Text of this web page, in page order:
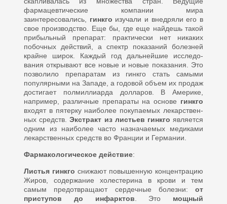
фармацевтичес­кие компании мира
заинтересовались, гинкго изучали и внедряли его в
свое производство. Еще бы, где еще найдешь такой
прибыль­ный препарат: практически нет ни­каких
побочных действий, а спектр показаний болезней
крайне широк. Каждый год дальнейшие исследо­
вания открывают все новые и но­вые показания. Это
позволило пре­паратам из гинкго стать самыми
популярными на Западе, а годовой объем их продаж
достигает пол­миллиарда долларов. В Америке,
например, различные препараты на основе гинкго
входят в пятерку наиболее покупаемых лекарствен­
ных средств.Экстракт из листьев гинкго является
одним из наиболее часто назначаемых медиками
ле­карственных средств во Франции и Германии.
Фармакологическое действие:
Листья гинкго сни­жают повышенную концентрацию
Жиров, содержание холестерина в крови и тем
самым предотвраща­ют сердечные болезни:от
присту­пов до инфарктов . Это мощный